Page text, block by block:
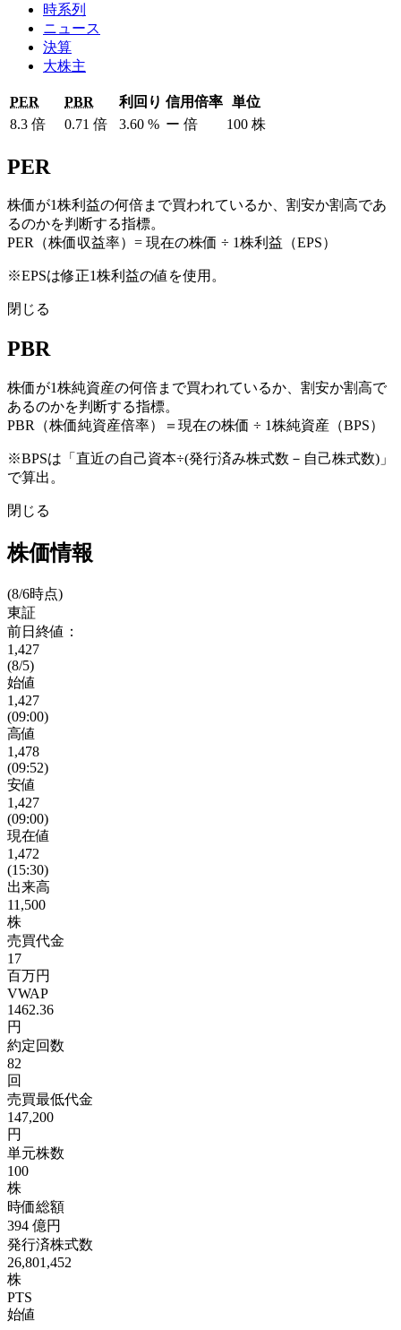
時系列
ニュース
決算
大株主
PER PBR 利回り 信用倍率 単位
8.3 倍 0.71 倍 3.60 % ー 倍 100 株
PER
株価が1株利益の何倍まで買われているか、割安か割高であ
るのかを判断する指標。
PER（株価収益率）= 現在の株価 ÷ 1株利益（EPS）
※EPSは修正1株利益の値を使用。
閉じる
PBR
株価が1株純資産の何倍まで買われているか、割安か割高で
あるのかを判断する指標。
PBR（株価純資産倍率）＝現在の株価 ÷ 1株純資産（BPS）
※BPSは「直近の自己資本÷(発行済み株式数－自己株式数)」
で算出。
閉じる
株価情報
(8/6時点)
東証
前日終値：
1,427
(8/5)
始値
1,427
(09:00)
高値
1,478
(09:52)
安値
1,427
(09:00)
現在値
1,472
(15:30)
出来高
11,500
株
売買代金
17
百万円
VWAP
1462.36
円
約定回数
82
回
売買最低代金
147,200
円
単元株数
100
株
時価総額
394 億円
発行済株式数
26,801,452
株
PTS
始値